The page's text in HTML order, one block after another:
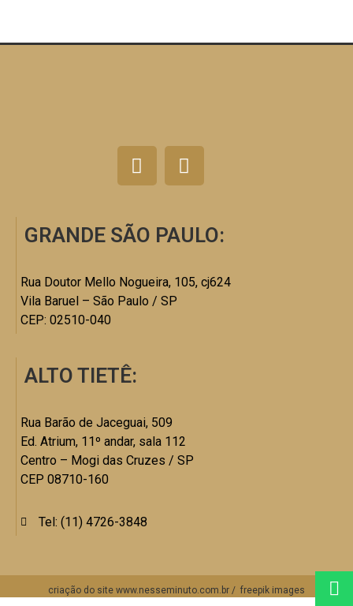
GRANDE SÃO PAULO:
Rua Doutor Mello Nogueira, 105, cj624
Vila Baruel – São Paulo / SP
CEP: 02510-040
ALTO TIETÊ:
Rua Barão de Jaceguai, 509
Ed. Atrium, 11º andar, sala 112
Centro – Mogi das Cruzes / SP
CEP 08710-160
Tel: (11) 4726-3848
criação do site www.nesseminuto.com.br / freepik images